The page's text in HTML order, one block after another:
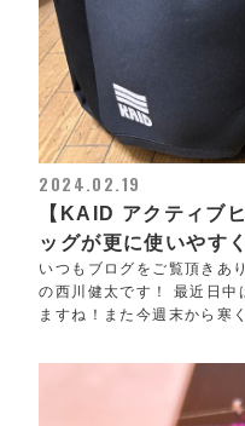
2024.02.19
【KAID アクティブ
ッグが更に使いやす
いつもブログをご覧頂きあ
の西川健太です！ 最近日中
ますね！また今週末から寒